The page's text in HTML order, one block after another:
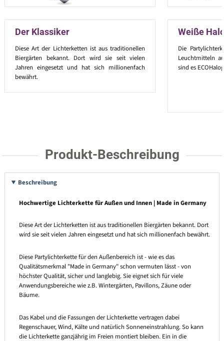
Der Klassiker
Diese Art der Lichterketten ist aus traditionellen
Biergärten bekannt. Dort wird sie seit vielen
Jahren eingesetzt und hat sich millionenfach
bewährt.
Weiße
Die
Leuchtmitteln
sind es
Produkt-Beschreibung
Beschreibung
Hochwertige Lichterkette für Außen und Innen | Made in Germany
Diese Art der Lichterketten ist aus traditionellen Biergärten bekannt. Dort
wird sie seit vielen Jahren eingesetzt und hat sich millionenfach bewährt.
Diese Partylichterkette für den Außenbereich ist - wie es das
Qualitätsmerkmal "Made in Germany" schon vermuten lässt - von
höchster Qualität, sicher und langlebig. Sie eignet sich für viele
Anwendungsbereiche wie z.B. Wintergärten, Pavillons, Zäune oder
Bäume.
Das Kabel und die Fassungen der Lichterkette vertragen dabei
Regenschauer, Wind, Kälte und natürlich Sonneneinstrahlung. So kann
die Lichterkette ganzjährig im Freien montiert bleiben. Ein in die